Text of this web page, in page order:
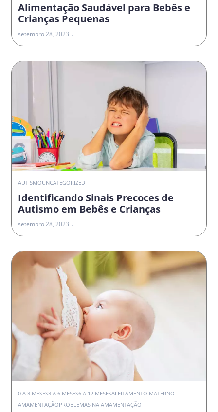
Alimentação Saudável para Bebês e
Crianças Pequenas
setembro 28, 2023
AUTISMOUNCATEGORIZED
Identificando Sinais Precoces de
Autismo em Bebês e Crianças
setembro 28, 2023
0 A 3 MESES3 A 6 MESES6 A 12 MESESALEITAMENTO MATERNO
AMAMENTAÇÃOPROBLEMAS NA AMAMENTAÇÃO